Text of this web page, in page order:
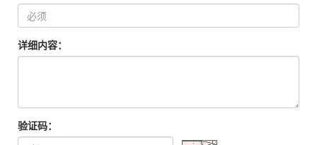
详细内容：
验证码：